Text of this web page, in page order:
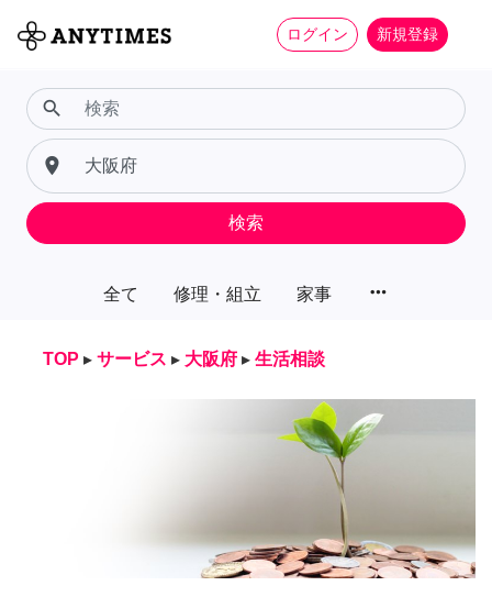
ログイン 新規登録
全て 修理・組立 家事 more_horiz
search
place
検索
TOP ▸ サービス ▸ 大阪府 ▸ 生活相談